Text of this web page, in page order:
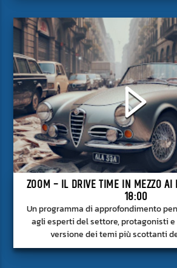
ZOOM – IL DRIVE TIME IN MEZZO
18:00
Un programma di approfondimento
agli esperti del settore, protagonisti
versione dei temi più scottanti